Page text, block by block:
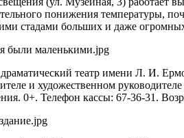
понижения температуры,
стадами больших и даже
театр имени Л. И.
и художественном
0+. Телефон кассы: 67-36-31.